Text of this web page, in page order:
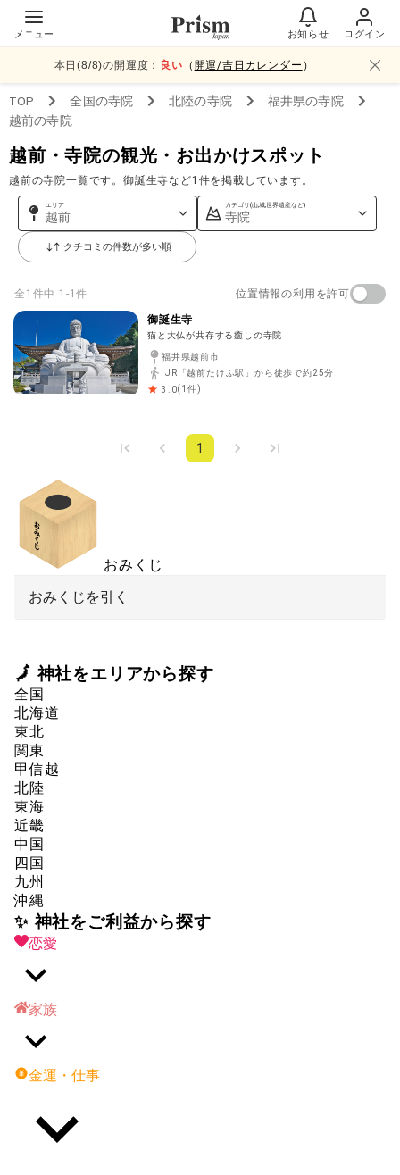
メニュー お知らせ ログイン
本日(8/8)の開運度： 良い （ 開運/吉日カレンダー ）
TOP 全国の寺院 北陸の寺院 福井県の寺院
越前の寺院
越前・寺院の観光・お出かけスポット
越前の寺院一覧です。御誕生寺など1件を掲載しています。
エリア
越前
カテゴリ(山,城,世界遺産など)
寺院
クチコミの件数が多い順
全 1 件中 1-1件 位置情報の利用を許可
御誕生寺
猫と大仏が共存する癒しの寺院
福井県越前市
JR「越前たけふ駅」から徒歩で約25分
3.0( 1件)
1
おみくじ
おみくじを引く
🗾 神社をエリアから探す
全国
北海道
東北
関東
甲信越
北陸
東海
近畿
中国
四国
九州
沖縄
✨ 神社をご利益から探す
恋愛
家族
金運・仕事